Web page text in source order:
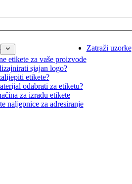
etikete za vaše proizvode
sjajan logo?
etikete?
odabrati za etiketu?
za izradu etikete
naljepnice za adresiranje
Zatraži uzorke